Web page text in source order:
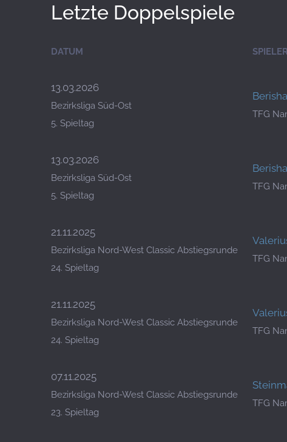
Letzte Doppelspiele
DATUM
13.03.2026
Bezirksliga Süd-Ost
5. Spieltag
TFG
13.03.2026
Bezirksliga Süd-Ost
5. Spieltag
TFG
21.11.2025
Bezirksliga Nord-West Classic Abstiegsrunde
24. Spieltag
TFG
21.11.2025
Bezirksliga Nord-West Classic Abstiegsrunde
24. Spieltag
TFG
07.11.2025
Bezirksliga Nord-West Classic Abstiegsrunde
23. Spieltag
TFG